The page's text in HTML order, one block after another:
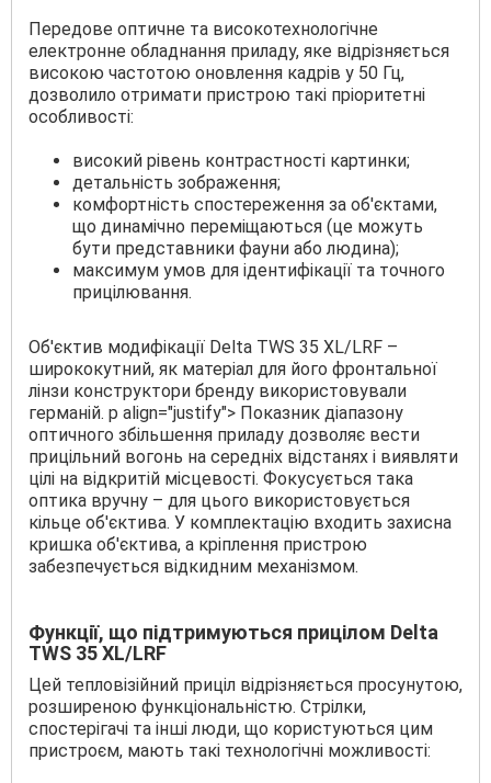
Передове оптичне та високотехнологічне
електронне обладнання приладу, яке відрізняється
високою частотою оновлення кадрів у 50 Гц,
дозволило отримати пристрою такі пріоритетні
особливості:
високий рівень контрастності картинки;
детальність зображення;
комфортність спостереження за об'єктами,
що динамічно переміщаються (це можуть
бути представники фауни або людина);
максимум умов для ідентифікації та точного
прицілювання.
Об'єктив модифікації Delta TWS 35 XL/LRF –
ширококутний, як матеріал для його фронтальної
лінзи конструктори бренду використовували
германій. p align="justify"> Показник діапазону
оптичного збільшення приладу дозволяє вести
прицільний вогонь на середніх відстанях і виявляти
цілі на відкритій місцевості. Фокусується така
оптика вручну – для цього використовується
кільце об'єктива. У комплектацію входить захисна
кришка об'єктива, а кріплення пристрою
забезпечується відкидним механізмом.
Функції, що підтримуються прицілом Delta
TWS 35 XL/LRF
Цей тепловізійний приціл відрізняється просунутою,
розширеною функціональністю. Стрілки,
спостерігачі та інші люди, що користуються цим
пристроєм, мають такі технологічні можливості: